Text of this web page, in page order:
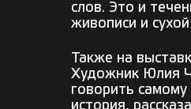
слов. Это и
живописи и сухой
Также на
Художник Юлия
говорить
история,